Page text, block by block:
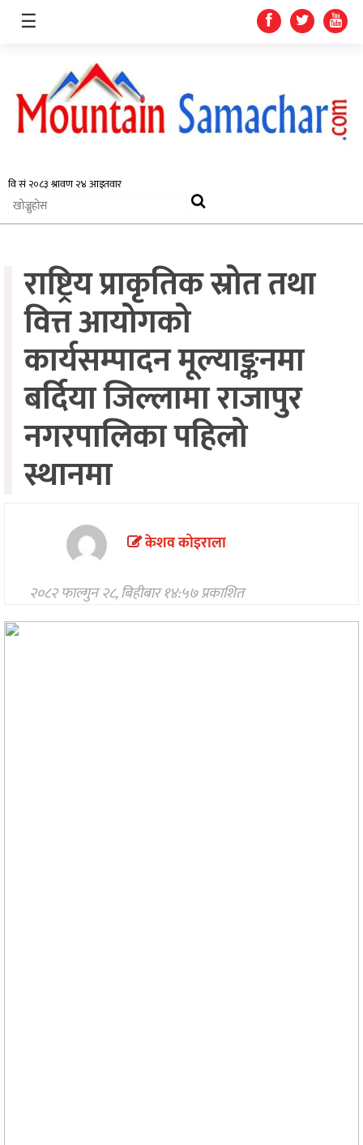
समाचार
प्रदेश
अर्थतन्त्र
स्वास्थ्य
अन्तर्राष्ट्रिय
मनोरन्जन
अन्तरवार्ता/
विचार
खेलकुद
☰
राष्ट्रिय प्राकृतिक स्रोत तथा
वित्त आयोगको
कार्यसम्पादन मूल्याङ्कनमा
बर्दिया जिल्लामा राजापुर
नगरपालिका पहिलो
स्थानमा
केशव कोइराला
२०८२ फाल्गुन २८, बिहीबार १४:५७ प्रकाशित